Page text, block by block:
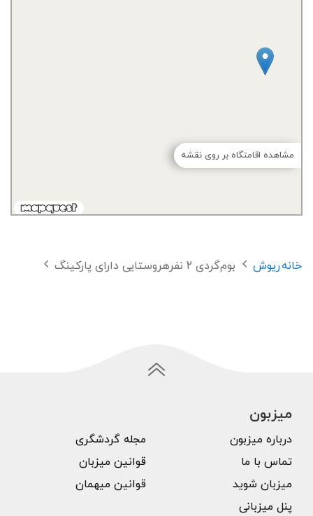
مشاهده اقامتگاه بر روی نقشه
خانهریوش بوم‌گردی 2 نفرهروستایی دارای پارکینگ
میزبون
درباره میزبون
تماس با ما
میزبان شوید
پنل میزبانی
مجله گردشگری
قوانین میزبان
قوانین میهمان